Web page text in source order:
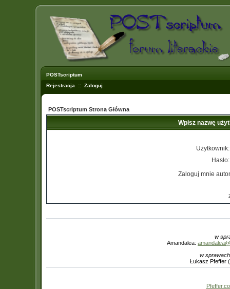
POSTscriptum
Rejestracja :: Zaloguj
POSTscriptum Strona Główna
Wpisz nazwę
Użytkownik:
Hasło:
Zaloguj mnie
w
Amandalea:
w
Łukasz Pfeffer